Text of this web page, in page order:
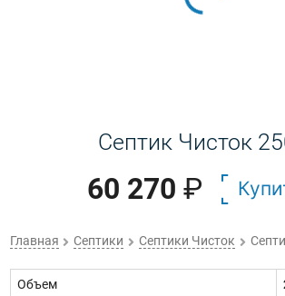
Септик Чисток
60 270₽
Главная Септики Септики Чисток
Объем